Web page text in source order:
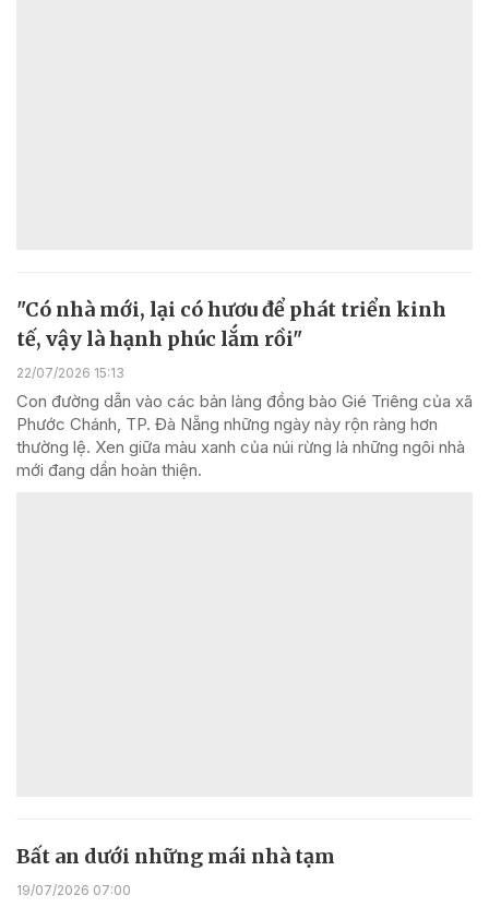
"Có nhà mới, lại có hươu để phát triển kinh
tế, vậy là hạnh phúc lắm rồi"
22/07/2026 15:13
Con đường dẫn vào các bản làng đồng bào Gié Triêng của xã
Phước Chánh, TP. Đà Nẵng những ngày này rộn ràng hơn
thường lệ. Xen giữa màu xanh của núi rừng là những ngôi nhà
mới đang dần hoàn thiện.
Bất an dưới những mái nhà tạm
19/07/2026 07:00